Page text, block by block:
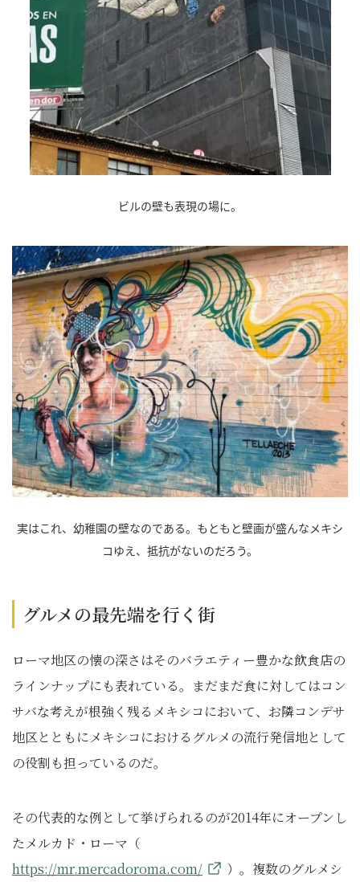
ビルの壁も表現の場に。
実はこれ、幼稚園の壁なのである。もともと壁画が盛んなメキシ
コゆえ、抵抗がないのだろう。
グルメの最先端を行く街
ローマ地区の懐の深さはそのバラエティー豊かな飲食店の
ラインナップにも表れている。まだまだ食に対してはコン
サバな考えが根強く残るメキシコにおいて、お隣コンデサ
地区とともにメキシコにおけるグルメの流行発信地として
の役割も担っているのだ。
その代表的な例として挙げられるのが2014年にオープンし
たメルカド・ローマ（
https://mr.mercadoroma.com/
）。複数のグルメシ